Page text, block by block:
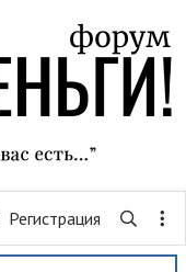
Регистрация